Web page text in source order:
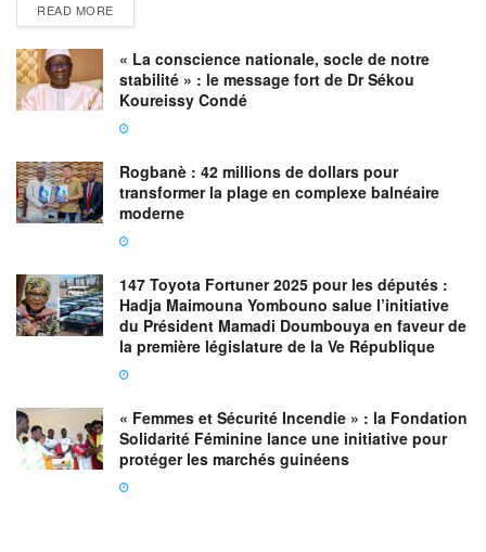
READ MORE
« La conscience nationale, socle de notre
stabilité » : le message fort de Dr Sékou
Koureissy Condé
Rogbanè : 42 millions de dollars pour
transformer la plage en complexe balnéaire
moderne
147 Toyota Fortuner 2025 pour les députés :
Hadja Maimouna Yombouno salue l’initiative
du Président Mamadi Doumbouya en faveur de
la première législature de la Ve République
« Femmes et Sécurité Incendie » : la Fondation
Solidarité Féminine lance une initiative pour
protéger les marchés guinéens